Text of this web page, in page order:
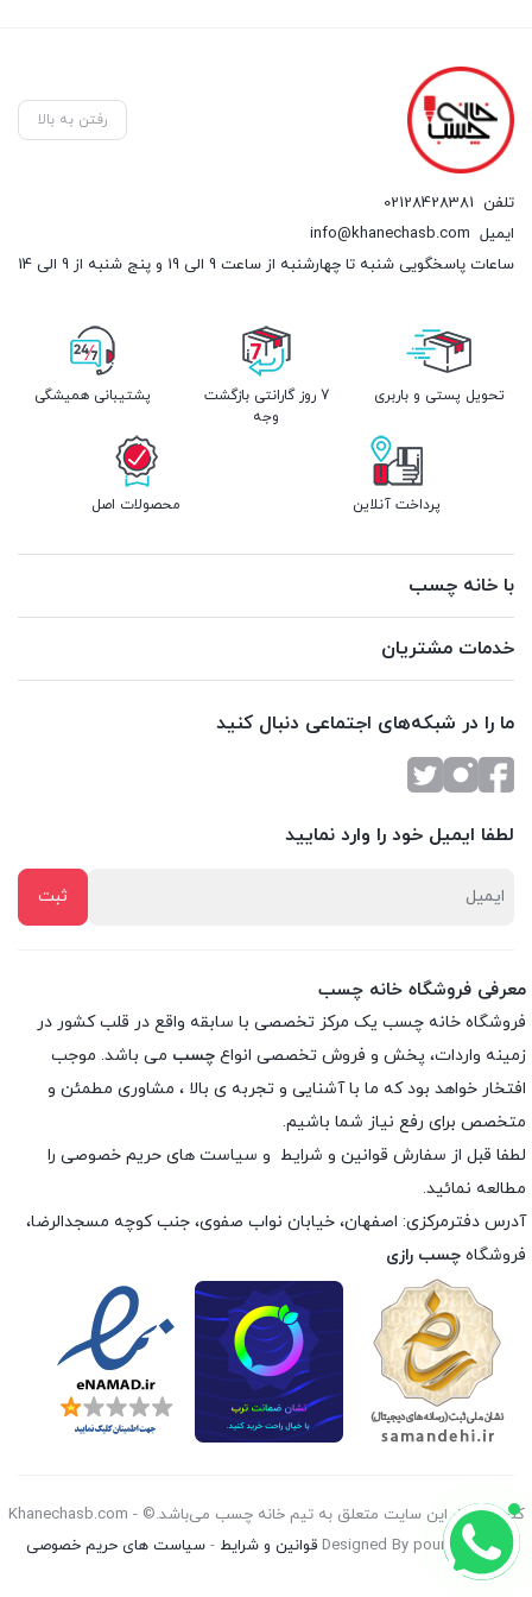
رفتن به بالا
تلفن 02128428381
ایمیل info@khanechasb.com
ساعات پاسخگویی شنبه تا چهارشنبه از ساعت 9 الی 19 و پنج شنبه از 9 الی 14
تحویل پستی و باربری
7 روز گارانتی بازگشت
وجه
پشتیبانی همیشگی
پرداخت آنلاین محصولات اصل
با خانه چسب
خدمات مشتریان
ما را در شبکه‌های اجتماعی دنبال کنید
لطفا ایمیل خود را وارد نمایید
معرفی فروشگاه خانه چسب
فروشگاه خانه چسب یک مرکز تخصصی با سابقه واقع در قلب کشور در
زمینه واردات، پخش و فروش تخصصی انواع چسب می باشد. موجب
افتخار خواهد بود که ما با آشنایی و تجربه ی بالا ، مشاوری مطمئن و
متخصص برای رفع نیاز شما باشیم.
لطفا قبل از سفارش قوانین و شرایط و سیاست های حریم خصوصی را
مطالعه نمائید.
آدرس دفترمرکزی: اصفهان، خیابان نواب صفوی، جنب کوچه مسجدالرضا،
فروشگاه چسب رازی
کليه حقوق اين سايت متعلق به تیم خانه چسب می‌باشد.© Khanechasb.com -
Designed By pouryan 2026 قوانین و شرایط - سیاست های حریم خصوصی